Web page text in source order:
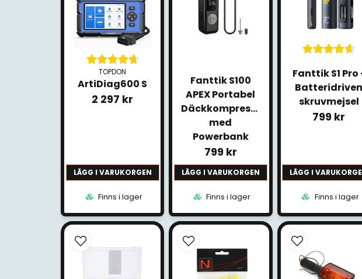
TOPDON
ArtiDiag600 S
2 297 kr
LÄGG I VARUKORGEN
Finns i lager
Fanttik S100
APEX Portabel
Däckkompressor
med
Powerbank
799 kr
LÄGG I VARUKORGEN
Finns i lager
Fanttik S1 Pro
Batteridriven
skruvmejsel
799 kr
LÄGG I
Finns i lager